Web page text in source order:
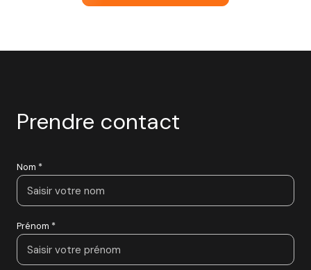
Prendre contact
Nom *
Prénom *